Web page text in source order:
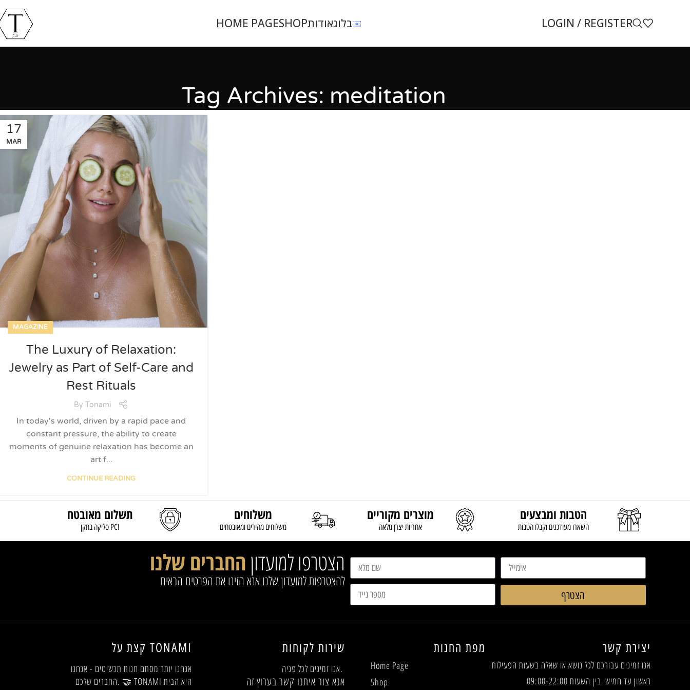
HOME PAGESHOPאודותבלוג LOGIN / REGISTER
Tag Archives: meditation
17
MAR
MAGAZINE
The Luxury of Relaxation:
Jewelry as Part of Self-Care and
Rest Rituals
By Tonami
In today's world, driven by a rapid pace and
constant pressure, the ability to create
moments of genuine relaxation has become an
art f...
CONTINUE READING
תשלום מאובטח
סליקה בתקן PCI
משלוחים
משלוחים מהירים ומאובטחים
מוצרים מקוריים
אחריות יצרן מלאה
הטבות ומבצעים
השארו מעודכנים וקבלו הטבות
הצטרפו למועדוןהחברים שלנו
להצטרפות למועדון שלנו אנא הזינו את הפרטים הבאים
הצטרף
קצת על TONAMI
אנחנו יותר מסתם חנות תכשיטים - אנחנו
החברים שלכם. 🤝 TONAMI היא הבית
שירות לקוחות
אנו זמינים לכל פניה.
אנא צור איתנו קשר בערוץ זה
מפת החנות
Home Page
Shop
יצירת קשר
אנו זמינים עבורכם לכל נושא או שאלה בשעות הפעילות
ראשון עד חמישי בין השעות 09:00-22:00